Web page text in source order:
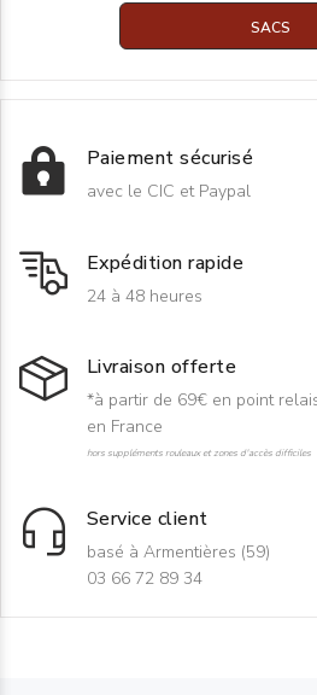
SACS
Paiement sécurisé
avec le CIC et Paypal
Expédition rapide
24 à 48 heures
Livraison offerte
*à partir de 69€ en point
en France
hors suppléments rouleaux et zones d'accès difficiles
Service client
basé à Armentières (59)
03 66 72 89 34